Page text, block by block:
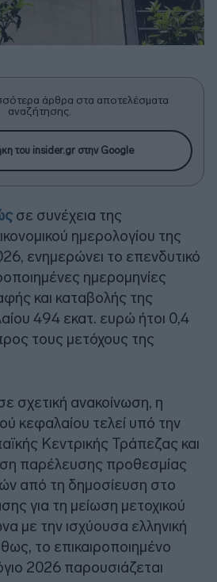
άρθρα στα αποτελέσματα
αναζήτησης.
του insider.gr στην Google
σε συνέχεια της
ημερολογίου της
ενημερώνει το επενδυτικό
ημερομηνίες
και καταβολής της
494 εκατ. ευρώ ήτοι 0,4
τους μετόχους της
σχετική ανακοίνωση, η
κεφαλαίου τελεί υπό την
Κεντρικής Τράπεζας και
παρέλευσης προθεσμίας
από τη δημοσίευση στο
για τη μείωση μετοχικού
με την ισχύουσα ελληνική
το επικαιροποιημένο
2026 παρουσιάζεται